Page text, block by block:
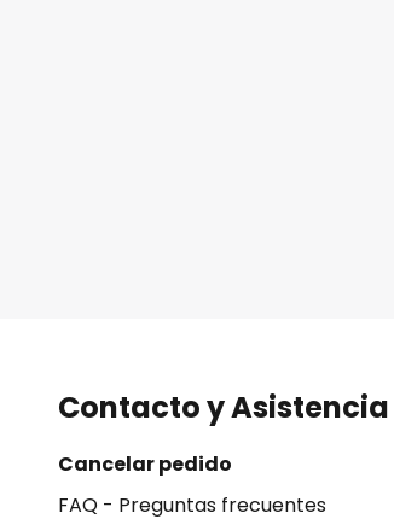
Contacto y Asistencia
Cancelar pedido
FAQ - Preguntas frecuentes